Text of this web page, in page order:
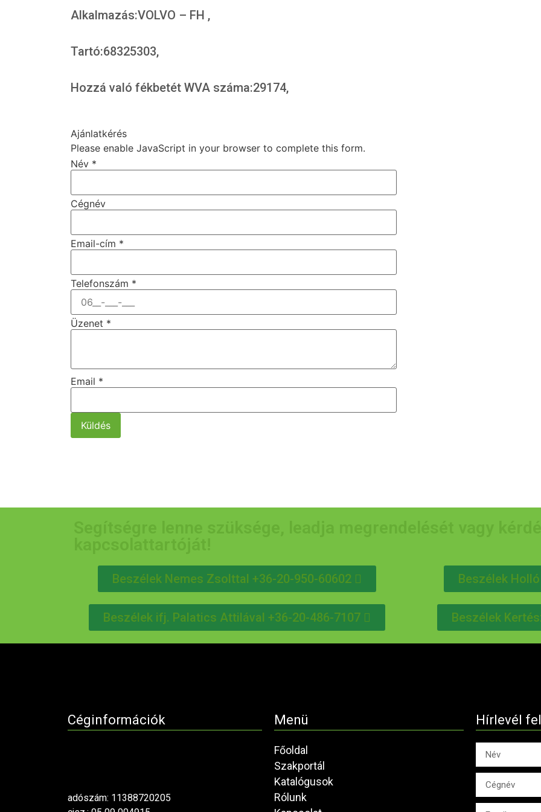
Alkalmazás:VOLVO – FH ,
Tartó:68325303,
Hozzá való fékbetét WVA száma:29174,
Ajánlatkérés
Please enable JavaScript in your browser to complete this form.
Név *
Cégnév
Email-cím *
Telefonszám *
Üzenet *
Email *
Küldés
Beszélek Nemes Zsolttal +36-20-950-60602 Beszélek
Beszélek ifj. Palatics Attilával +36-20-486-7107 Beszélek
Céginformációk
adószám: 11388720205
Menü
Főoldal
Szakportál
Katalógusok
Rólunk
Hírlevél